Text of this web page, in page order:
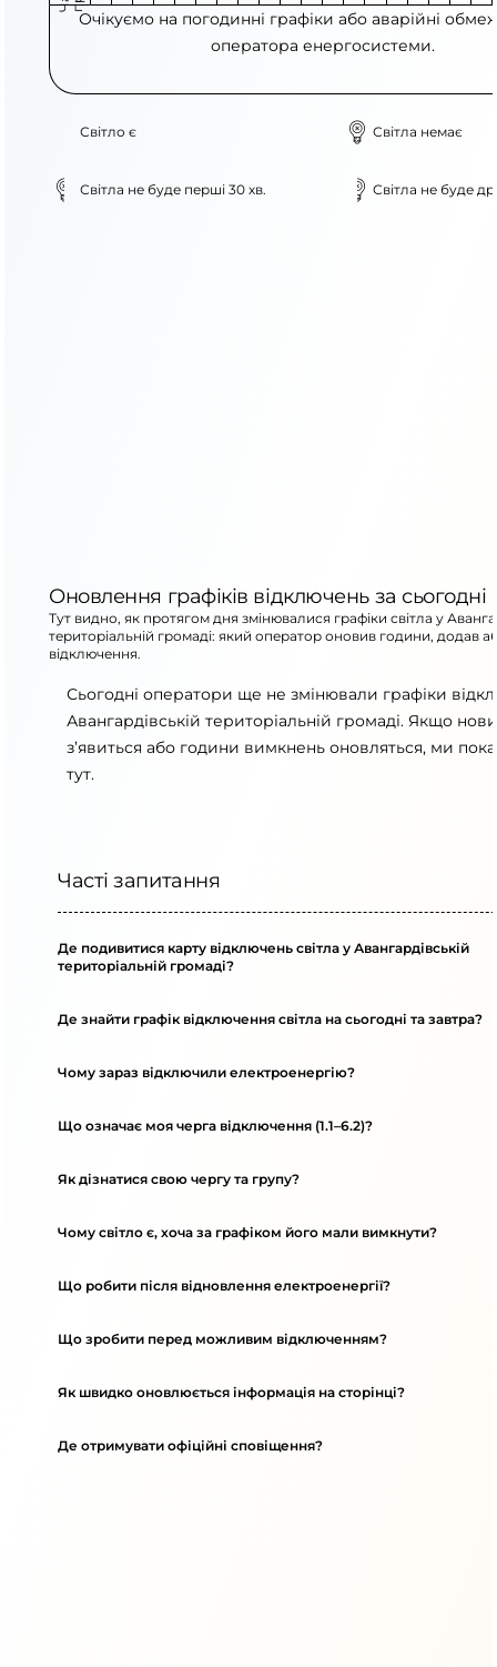
Очікуємо на погодинні графіки або аварійні
оператора енергосистеми.
Світло є Світла немає
Світла не буде перші 30 хв. Світла не буде
Оновлення графіків відключень за сьогодні
Тут видно, як протягом дня змінювалися графіки світла у
територіальній громаді: який оператор оновив години, додав
відключення.
Сьогодні оператори ще не змінювали графіки
Авангардівській територіальній громаді. Якщо
з’явиться або години вимкнень оновляться, ми
тут.
Часті запитання
Де подивитися карту відключень світла у Авангардівській
територіальній громаді?
Де знайти графік відключення світла на сьогодні та завтра?
Чому зараз відключили електроенергію?
Що означає моя черга відключення (1.1–6.2)?
Як дізнатися свою чергу та групу?
Чому світло є, хоча за графіком його мали вимкнути?
Що робити після відновлення електроенергії?
Що зробити перед можливим відключенням?
Як швидко оновлюється інформація на сторінці?
Де отримувати офіційні сповіщення?